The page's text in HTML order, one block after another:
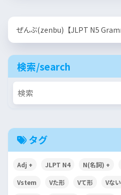
ぜんぶ(zenbu)【JLPT N5
検索/search
タグ
Adj + JLPT N4 N(名詞) +
Vstem Vた形 Vて形 Vな